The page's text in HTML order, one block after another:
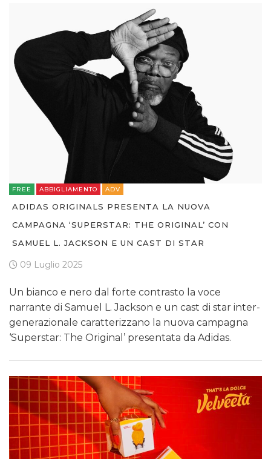
FREE ABBIGLIAMENTO ADV
ADIDAS ORIGINALS PRESENTA LA NUOVA
CAMPAGNA ‘SUPERSTAR: THE ORIGINAL’ CON
SAMUEL L. JACKSON E UN CAST DI STAR
09 Luglio 2025
Un bianco e nero dal forte contrasto la voce
narrante di Samuel L. Jackson e un cast di star inter-
generazionale caratterizzano la nuova campagna
‘Superstar: The Original’ presentata da Adidas.